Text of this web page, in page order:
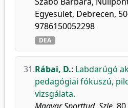
Egyesület, Debrecen,
9786150052298
DEA
31.Rábai, D.: Labdarúgó
pedagógiai fókuszú,
vizsgálata.